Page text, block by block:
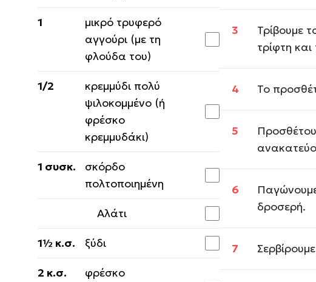
1
μικρό τρυφερό
αγγούρι (με τη
φλούδα του)
1/2
κρεμμύδι πολύ
ψιλοκομμένο (ή
φρέσκο
κρεμμυδάκι)
1 συσκ.
σκόρδο
πολτοποιημένη
Αλάτι
1½ κ.σ. ξύδι
2 κ.σ.
φρέσκο
Τρίβουμε
τρίφτη
Το
δροσερή.